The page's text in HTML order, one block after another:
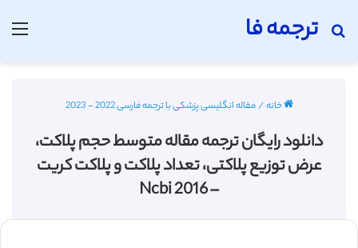
ترجمه فا
جستجو برای
خانه/مقاله انگلیسی پزشکی با ترجمه فارسی 2022 - 2023
دانلود رایگان ترجمه مقاله متوسط حجم پلاکت،
عرض توزیع پلاکتی، تعداد پلاکت و پلاکت کریت
– Ncbi 2016